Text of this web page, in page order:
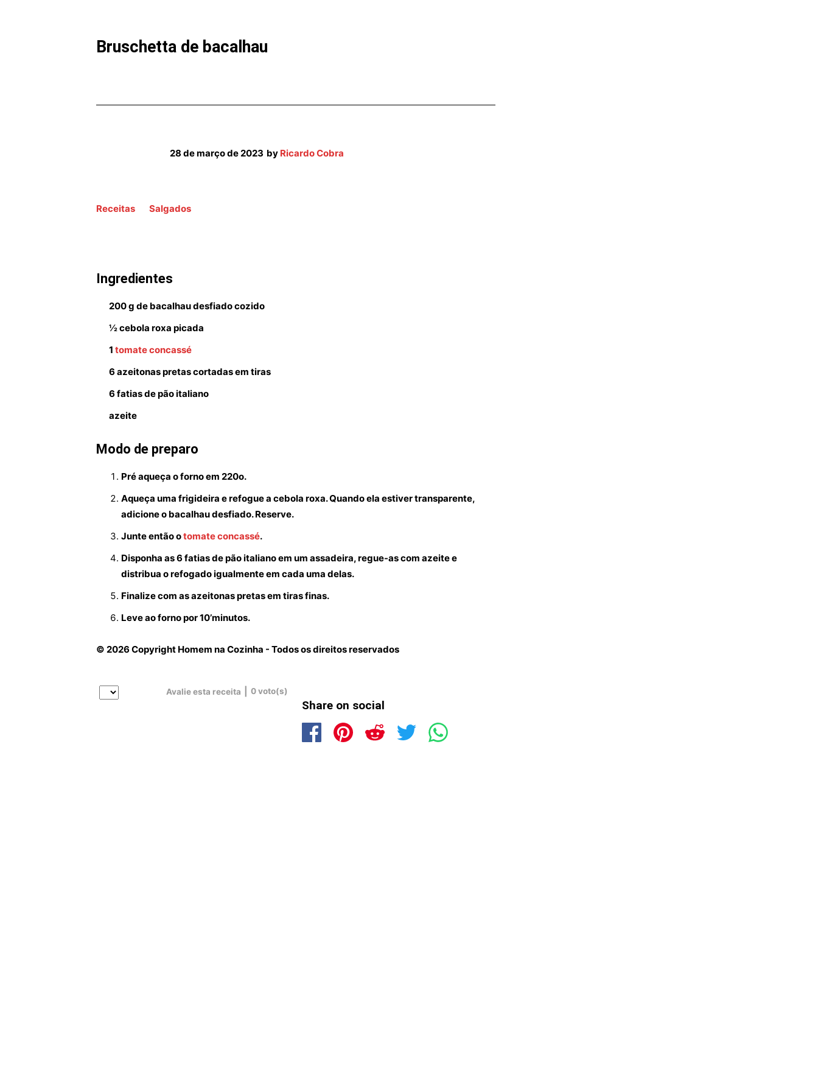
Bruschetta de bacalhau
28 de março de 2023 by Ricardo Cobra
Receitas Salgados
Ingredientes
200 g de bacalhau desfiado cozido
½ cebola roxa picada
1 tomate concassé
6 azeitonas pretas cortadas em tiras
6 fatias de pão italiano
azeite
Modo de preparo
Pré aqueça o forno em 220o.
Aqueça uma frigideira e refogue a cebola roxa. Quando ela estiver transparente,
adicione o bacalhau desfiado. Reserve.
Junte então otomate concassé.
Disponha as 6 fatias de pão italiano em um assadeira, regue-as com azeite e
distribua o refogado igualmente em cada uma delas.
Finalize com as azeitonas pretas em tiras finas.
Leve ao forno por 10’minutos.
© 2026 Copyright Homem na Cozinha - Todos os direitos reservados
Avalie esta receita 0voto(s)
Share on social